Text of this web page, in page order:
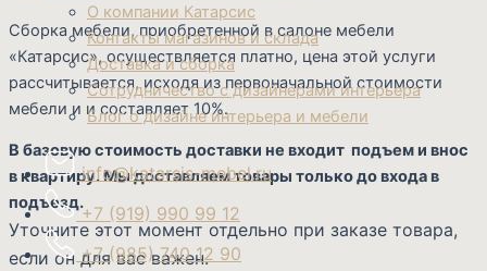
О компании Катарсис
Контакты магазинов и склада
Доставка и сборка
Сотрудничество с дизайнерами интерьера
Блог о дизайне интерьера и мебели
info@katarsis-mebel.ru
+7 (919) 990 99 12
+7 (985) 740 12 90
Сборка мебели, приобретенной в салоне мебели
«Катарсис», осуществляется платно, цена этой услуги
рассчитывается, исходя из первоначальной стоимости
мебели и и составляет 10%.
В базовую стоимость доставки не входит подъем и внос
в квартиру. Мы доставляем товары только до входа в
подъезд.
Уточните этот момент отдельно при заказе товара,
если он для вас важен.